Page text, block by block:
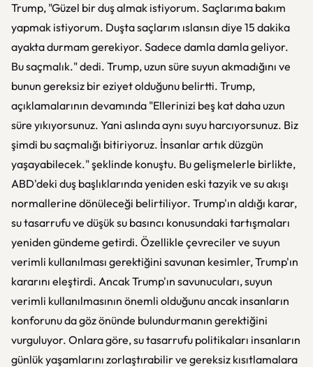
Trump, "Güzel bir duş almak istiyorum. Saçlarıma bakım
yapmak istiyorum. Duşta saçlarım ıslansın diye 15 dakika
ayakta durmam gerekiyor. Sadece damla damla geliyor.
Bu saçmalık." dedi. Trump, uzun süre suyun akmadığını ve
bunun gereksiz bir eziyet olduğunu belirtti. Trump,
açıklamalarının devamında "Ellerinizi beş kat daha uzun
süre yıkıyorsunuz. Yani aslında aynı suyu harcıyorsunuz. Biz
şimdi bu saçmalığı bitiriyoruz. İnsanlar artık düzgün
yaşayabilecek." şeklinde konuştu. Bu gelişmelerle birlikte,
ABD'deki duş başlıklarında yeniden eski tazyik ve su akışı
normallerine dönüleceği belirtiliyor. Trump'ın aldığı karar,
su tasarrufu ve düşük su basıncı konusundaki tartışmaları
yeniden gündeme getirdi. Özellikle çevreciler ve suyun
verimli kullanılması gerektiğini savunan kesimler, Trump'ın
kararını eleştirdi. Ancak Trump'ın savunucuları, suyun
verimli kullanılmasının önemli olduğunu ancak insanların
konforunu da göz önünde bulundurmanın gerektiğini
vurguluyor. Onlara göre, su tasarrufu politikaları insanların
günlük yaşamlarını zorlaştırabilir ve gereksiz kısıtlamalara